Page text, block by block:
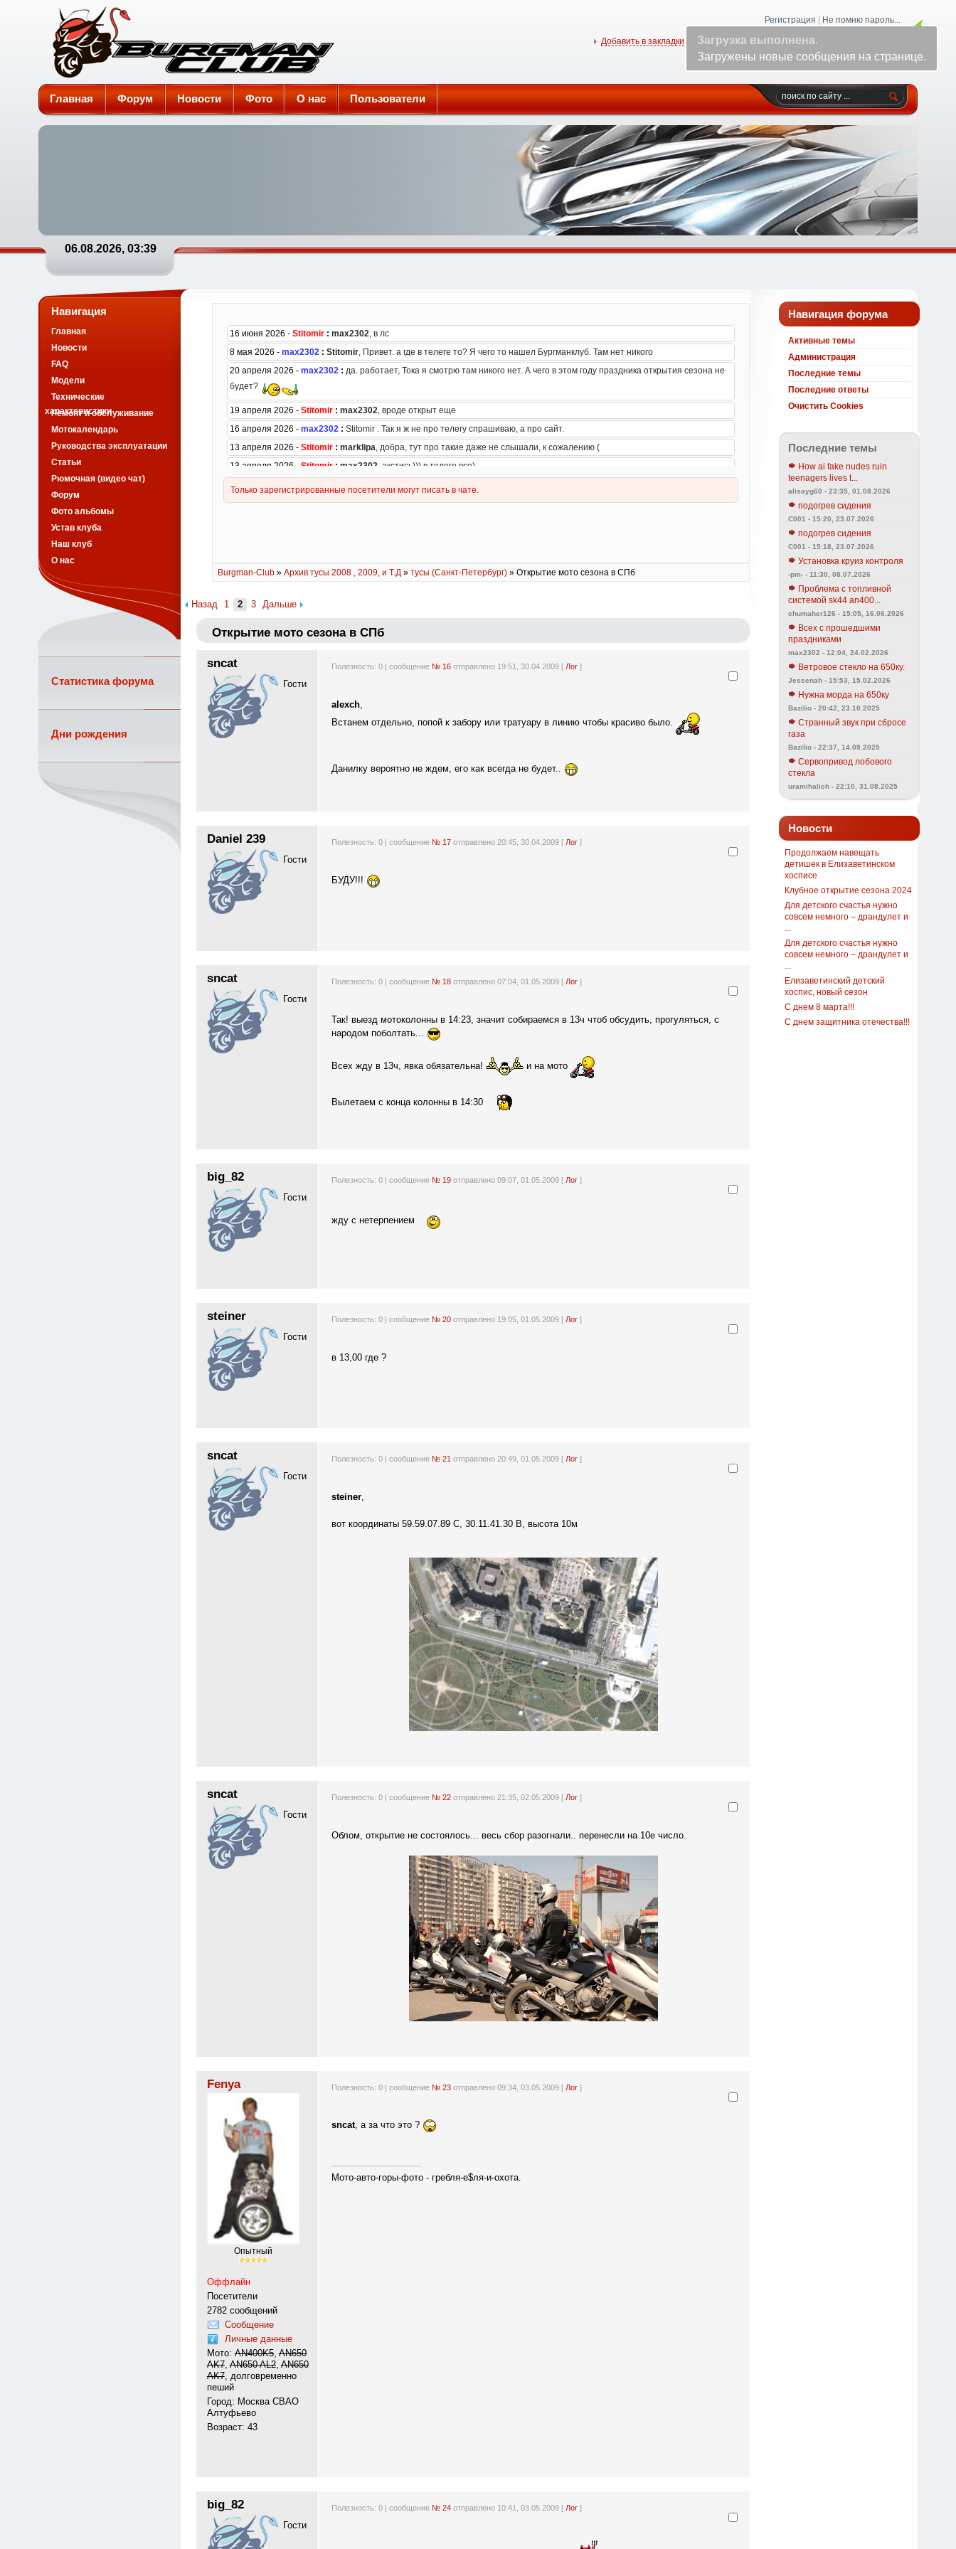
Burgman-Club
Регистрация Не помню пароль...
Логин: Пароль:
Добавить в закладки
Главная Форум Новости Фото О нас Пользователи
06.08.2026, 03:39
Burgman-Club» Архив тусы 2008 , 2009, и Т.Д » тусы (Санкт-Петербург)» Открытие мото сезона в СПб
Назад 1 2 3 Дальше
Открытие мото сезона в СПб
sncat
Гости
Полезность: 0| сообщение № 16отправлено 19:51, 30.04.2009 [ Лог]
alexch,
Встанем отдельно, попой к забору или тратуару в линию чтобы красиво было.
Данилку вероятно не ждем, его как всегда не будет..
Daniel 239
Гости
Полезность: 0| сообщение № 17отправлено 20:45, 30.04.2009 [ Лог]
БУДУ!!!
sncat
Гости
Полезность: 0| сообщение № 18отправлено 07:04, 01.05.2009 [ Лог]
Так! выезд мотоколонны в 14:23, значит собираемся в 13ч чтоб обсудить, прогуляться, с
народом поболтать...
Всех жду в 13ч, явка обязательна! и на мото
Вылетаем с конца колонны в 14:30
big_82
Гости
Полезность: 0| сообщение № 19отправлено 09:07, 01.05.2009 [ Лог]
жду с нетерпением
steiner
Гости
Полезность: 0| сообщение № 20отправлено 19:05, 01.05.2009 [ Лог]
в 13,00 где ?
sncat
Гости
Полезность: 0| сообщение № 21 отправлено 20:49, 01.05.2009 [ Лог]
steiner,
вот координаты 59.59.07.89 С, 30.11.41.30 В, высота 10м
sncat
Гости
Полезность: 0| сообщение № 22отправлено 21:35, 02.05.2009 [ Лог]
Облом, открытие не состоялось... весь сбор разогнали.. перенесли на 10е число.
Fenya
Опытный
Оффлайн
Посетители
2782 сообщений
Сообщение
Личные данные
Мото:AN400K5,AN650
АK7,AN650 AL2,AN650
АK7, долговременно
пеший
Город: Москва СВАО
Алтуфьево
Возраст: 43
Полезность: 0| сообщение № 23отправлено 09:34, 03.05.2009 [ Лог]
sncat, а за что это ?
------------------------------------------
Мото-авто-горы-фото - гребля-е$ля-и-охота.
big_82
Гости
Полезность: 0| сообщение № 24отправлено 10:41, 03.05.2009 [ Лог]
Навигация форума
Активные темы
Администрация
Последние темы
Последние ответы
Очистить Cookies
Последние темы
How ai fake nudes ruin
teenagers lives t...
alisayg60 - 23:35, 01.08.2026
подогрев сидения
C001 - 15:20, 23.07.2026
подогрев сидения
C001 - 15:18, 23.07.2026
Установка круиз контроля
-pm- - 11:30, 08.07.2026
Проблема с топливной
системой sk44 an400...
chumaher126 - 15:05, 16.06.2026
Всех с прошедшими
праздниками
max2302 - 12:04, 24.02.2026
Ветровое стекло на 650ку.
Jessenah - 15:53, 15.02.2026
Нужна морда на 650ку
Bazilio - 20:42, 23.10.2025
Странный звук при сбросе
газа
Bazilio - 22:37, 14.09.2025
Сервопривод лобового
стекла
uramihalich - 22:10, 31.08.2025
Новости
Продолжаем навещать
детишек в Елизаветинском
хосписе
Клубное открытие сезона 2024
Для детского счастья нужно
совсем немного – драндулет и
Для детского счастья нужно
совсем немного – драндулет и
Елизаветинский детский
хоспис, новый сезон
С днем 8 марта!!!
С днем защитника отечества!!!
Навигация
Главная
Новости
FAQ
Модели
Технические
характеристики
Ремонт и обслуживание
Мотокалендарь
Руководства эксплуатации
Статьи
Рюмочная (видео чат)
Форум
Фото альбомы
Устав клуба
Наш клуб
О нас
Статистика форума
Дни рождения